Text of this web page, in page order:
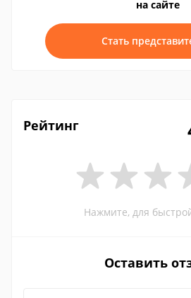
на сайте
Стать
Рейтинг
Нажмите, для
Оставить